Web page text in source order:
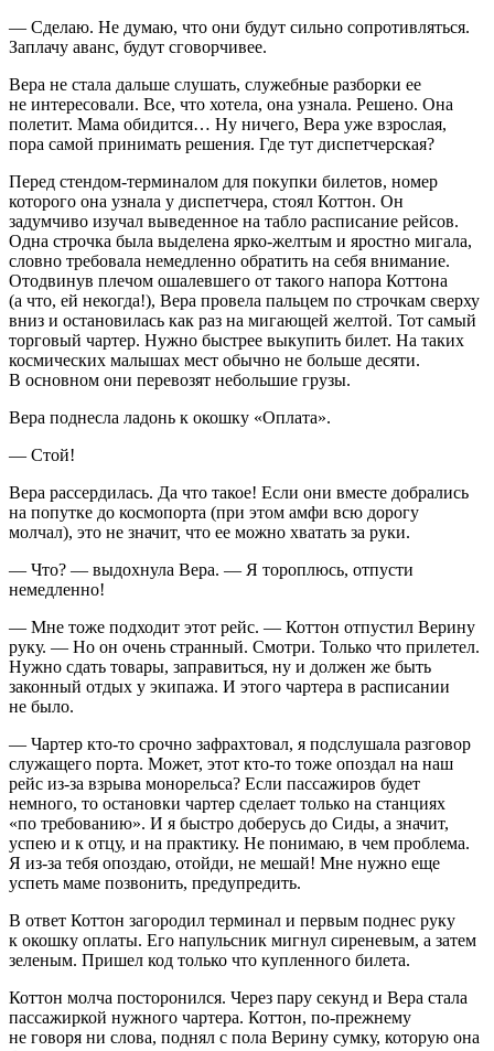
— Сделаю. Не думаю, что они будут сильно сопротивляться.
Заплачу аванс, будут сговорчивее.
Вера не стала дальше слушать, служебные разборки ее
не интересовали. Все, что хотела, она узнала. Решено. Она
полетит. Мама обидится… Ну ничего, Вера уже взрослая,
пора самой принимать решения. Где тут диспетчерская?
Перед стендом-терминалом для покупки билетов, номер
которого она узнала у диспетчера, стоял Коттон. Он
задумчиво изучал выведенное на табло расписание рейсов.
Одна строчка была выделена ярко-желтым и яростно мигала,
словно требовала немедленно обратить на себя внимание.
Отодвинув плечом ошалевшего от такого напора Коттона
(а что, ей некогда!), Вера провела пальцем по строчкам сверху
вниз и остановилась как раз на мигающей желтой. Тот самый
торговый чартер. Нужно быстрее выкупить билет. На таких
космических малышах мест обычно не больше десяти.
В основном они перевозят небольшие грузы.
Вера поднесла ладонь к окошку «Оплата».
— Стой!
Вера рассердилась. Да что такое! Если они вместе добрались
на попутке до космопорта (при этом амфи всю дорогу
молчал), это не значит, что ее можно хватать за руки.
— Что? — выдохнула Вера. — Я тороплюсь, отпусти
немедленно!
— Мне тоже подходит этот рейс. — Коттон отпустил Верину
руку. — Но он очень странный. Смотри. Только что прилетел.
Нужно сдать товары, заправиться, ну и должен же быть
законный отдых у экипажа. И этого чартера в расписании
не было.
— Чартер кто-то срочно зафрахтовал, я подслушала разговор
служащего порта. Может, этот кто-то тоже опоздал на наш
рейс из-за взрыва монорельса? Если пассажиров будет
немного, то остановки чартер сделает только на станциях
«по требованию». И я быстро доберусь до Сиды, а значит,
успею и к отцу, и на практику. Не понимаю, в чем проблема.
Я из-за тебя опоздаю, отойди, не мешай! Мне нужно еще
успеть маме позвонить, предупредить.
В ответ Коттон загородил терминал и первым поднес руку
к окошку оплаты. Его напульсник мигнул сиреневым, а затем
зеленым. Пришел код только что купленного билета.
Коттон молча посторонился. Через пару секунд и Вера стала
пассажиркой нужного чартера. Коттон, по-прежнему
не говоря ни слова, поднял с пола Верину сумку, которую она